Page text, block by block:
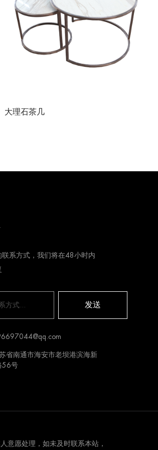
大理石茶几
联系方式，我们将在48小时内
发送
省南通市海安市老坝港滨海新
56号
意愿处理，如未及时联系本站，